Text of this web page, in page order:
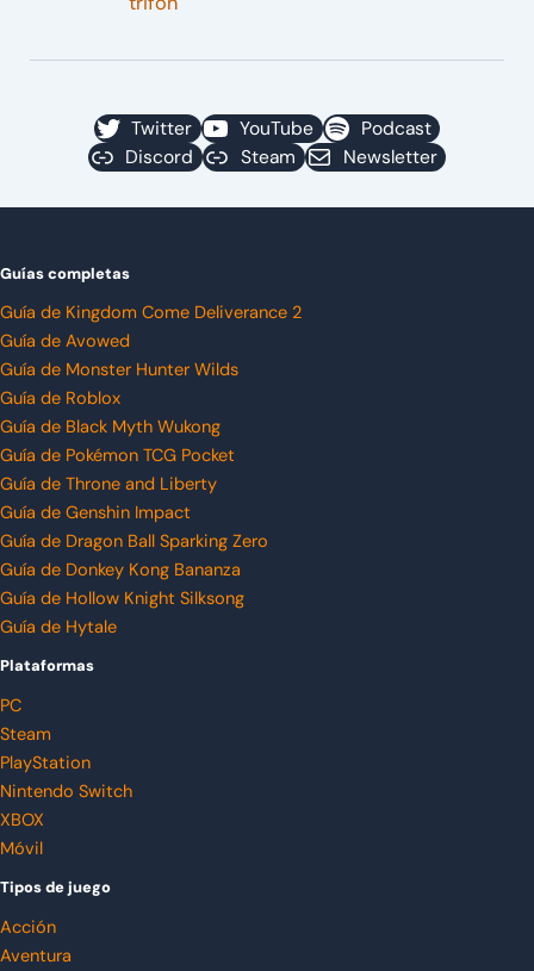
Twitter YouTube
Podcast
Discord
Steam Newsletter
Guías completas
Guía de Kingdom Come Deliverance 2
Guía de Avowed
Guía de Monster Hunter Wilds
Guía de Roblox
Guía de Black Myth Wukong
Guía de Pokémon TCG Pocket
Guía de Throne and Liberty
Guía de Genshin Impact
Guía de Dragon Ball Sparking Zero
Guía de Donkey Kong Bananza
Guía de Hollow Knight Silksong
Guía de Hytale
Plataformas
PC
Steam
PlayStation
Nintendo Switch
XBOX
Móvil
Tipos de juego
Acción
Aventura